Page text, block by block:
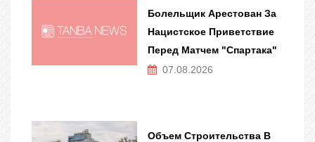
Болельщик Арестован За
Нацистское Приветствие
Перед Матчем "Спартака"
07.08.2026
Объем Строительства В